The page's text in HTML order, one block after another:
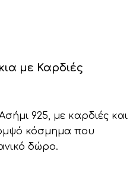
με Καρδιές
925, με καρδιές και
κόσμημα που
δώρο.